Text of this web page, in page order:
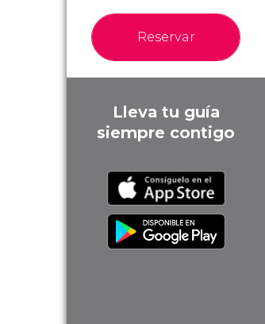
Reservar
Lleva tu guía
siempre contigo